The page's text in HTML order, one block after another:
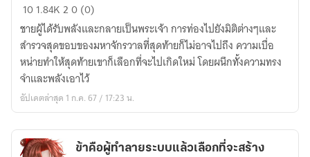
Date
A
live]
อุ
ส
ส่า
ทิ้ง
ความ
เป็น
101.84K20 (0)
ชายผู้ได้รับพลังและกลายเป็นพระเจ้า การท่องไปยังมิติต่างๆและ
สำรวจสุดขอบของมหาจักรวาลที่สุดท้ายก็ไม่อาจไปถึง ความเบื่อ
หน่ายทำให้สุดท้ายเขาก็เลือกที่จะไปเกิดใหม่ โดยผนึกทั้งความทรง
จำและพลังเอาไว้
อัปเดตล่าสุด 1 ก.ค. 67 / 17:23 น.
ข้าคือผู้ทำลายระบบแล้วเลือกที่จะสร้าง